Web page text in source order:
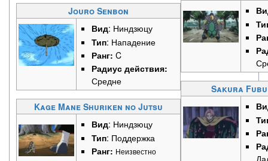
Jouro Senbon
Вид: Ниндзюцу
Тип: Нападение
Ранг: C
Радиус действия:
Средне
Kage Mane Shuriken no Jutsu
Вид: Ниндзюцу
Тип: Поддержка
Ранг: Неизвестно
Sakura